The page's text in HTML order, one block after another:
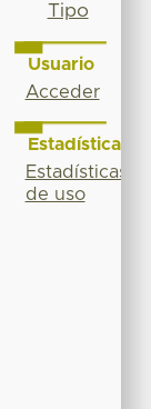
Tipo
Usuario
Acceder
Estadísticas
Estadísticas
de uso